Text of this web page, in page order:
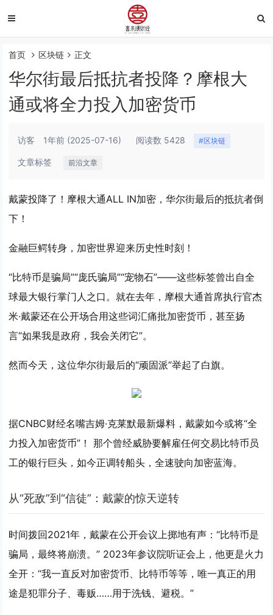
首页 区块链 正文
华尔街最后抵抗者投降？摩根大
通或将全力投入加密货币
访客 1年前 (2025-07-16) 阅读数 5428 #区块链
文章标签 前沿文章
戴蒙投降了！摩根大通ALL IN加密，华尔街最后的抵抗者倒
下！
金融巨鳄转身，加密世界迎来历史性时刻！
“比特币是骗局”“庞氏骗局”“宠物石”——这些标签曾出自全
球最大银行掌门人之口。就在去年，摩根大通首席执行官杰
米·戴蒙还在公开场合用这些词汇痛批加密货币，甚至扬
言“如果我是政府，我会关闭它”。
然而今天，这位华尔街最后的“顽固派”举起了白旗。
据CNBC财经名嘴吉姆·克莱默最新爆料，戴蒙如今或将“全
力投入加密货币”！ 那个曾经威胁要解雇任何交易比特币员
工的银行巨头，如今正调转船头，全速驶向加密蓝海。
从“死敌”到“信徒”：戴蒙的惊天逆转
时间拨回2021年，戴蒙在公开会议上掷地有声：“比特币是
骗局，最终将崩溃。” 2023年参议院听证会上，他更是火力
全开：“我一直反对加密货币、比特币等等，唯一真正的用
途是犯罪分子、毒贩……用于洗钱、避税。”